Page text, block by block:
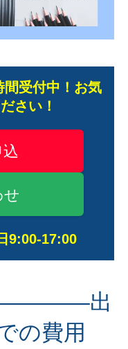
受付中！お気
さい！
せ
9:00-17:00
出
の費用